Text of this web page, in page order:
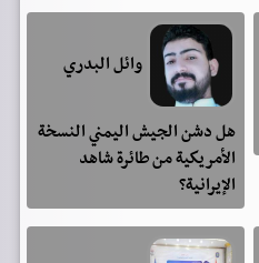
وائل البدري
هل دشن الجيش اليمني النسخة
الأمريكية من طائرة شاهد
الإيرانية؟